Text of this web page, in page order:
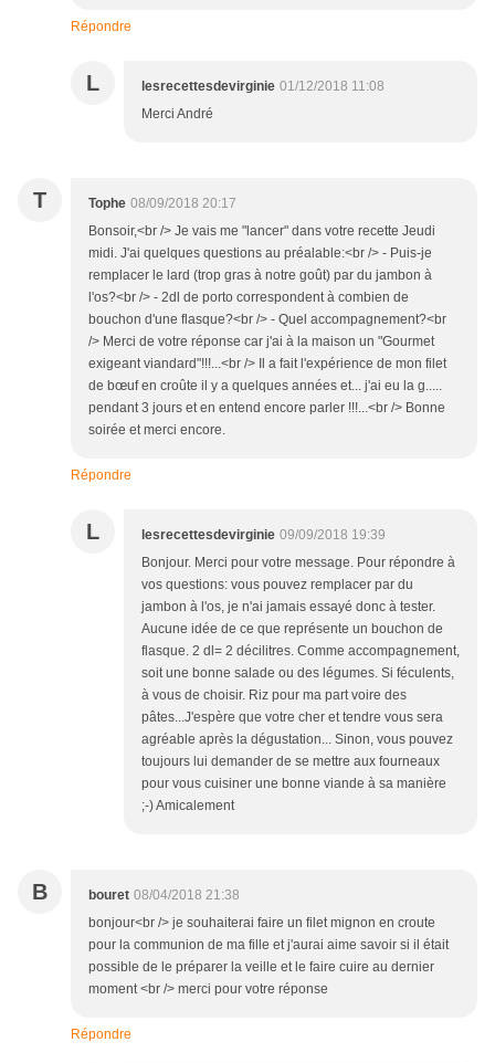
Répondre
L lesrecettesdevirginie 01/12/2018 11:08
Merci André
T Tophe 08/09/2018 20:17
Bonsoir,<br /> Je vais me "lancer" dans votre recette Jeudi
midi. J'ai quelques questions au préalable:<br /> - Puis-je
remplacer le lard (trop gras à notre goût) par du jambon à
l'os?<br /> - 2dl de porto correspondent à combien de
bouchon d'une flasque?<br /> - Quel accompagnement?<br
/> Merci de votre réponse car j'ai à la maison un "Gourmet
exigeant viandard"!!!...<br /> Il a fait l'expérience de mon filet
de bœuf en croûte il y a quelques années et... j'ai eu la g.....
pendant 3 jours et en entend encore parler !!!...<br /> Bonne
soirée et merci encore.
Répondre
L lesrecettesdevirginie 09/09/2018 19:39
Bonjour. Merci pour votre message. Pour répondre à
vos questions: vous pouvez remplacer par du
jambon à l'os, je n'ai jamais essayé donc à tester.
Aucune idée de ce que représente un bouchon de
flasque. 2 dl= 2 décilitres. Comme accompagnement,
soit une bonne salade ou des légumes. Si féculents,
à vous de choisir. Riz pour ma part voire des
pâtes...J'espère que votre cher et tendre vous sera
agréable après la dégustation... Sinon, vous pouvez
toujours lui demander de se mettre aux fourneaux
pour vous cuisiner une bonne viande à sa manière
;-) Amicalement
B bouret 08/04/2018 21:38
bonjour<br /> je souhaiterai faire un filet mignon en croute
pour la communion de ma fille et j'aurai aime savoir si il était
possible de le préparer la veille et le faire cuire au dernier
moment <br /> merci pour votre réponse
Répondre